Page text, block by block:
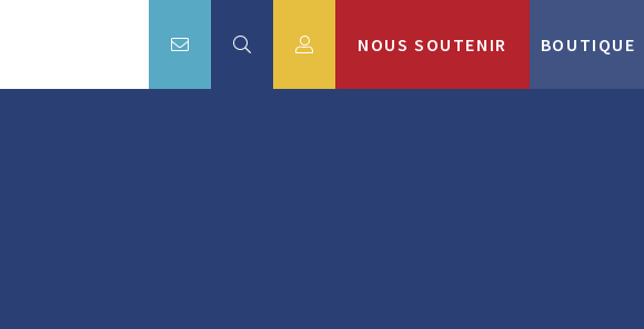
NOUS SOUTENIR BOUTIQUE